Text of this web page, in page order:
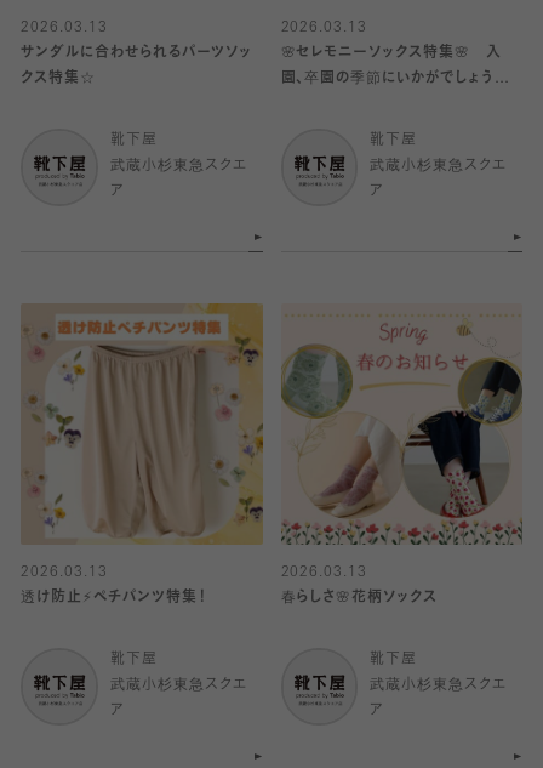
2026.03.13
サンダルに合わせられるパーツソッ
クス特集☆
靴下屋
武蔵小杉東急スクエ
ア
2026.03.13
🌸セレモニーソックス特集🌸 入
園、卒園の季節にいかがでしょうか
靴下屋
武蔵小杉東急スクエ
ア
2026.03.13
透け防止⚡️ペチパンツ特集！
靴下屋
武蔵小杉東急スクエ
ア
2026.03.13
春らしさ🌸花柄ソックス
靴下屋
武蔵小杉東急スクエ
ア